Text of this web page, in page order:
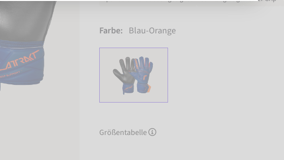
Farbe: Blau-Orange
Größentabelle